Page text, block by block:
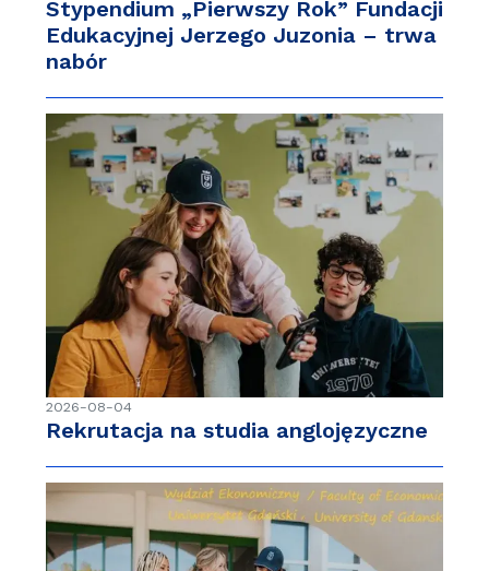
Stypendium „Pierwszy Rok” Fundacji
Edukacyjnej Jerzego Juzonia – trwa
nabór
2026-08-04
Rekrutacja na studia anglojęzyczne